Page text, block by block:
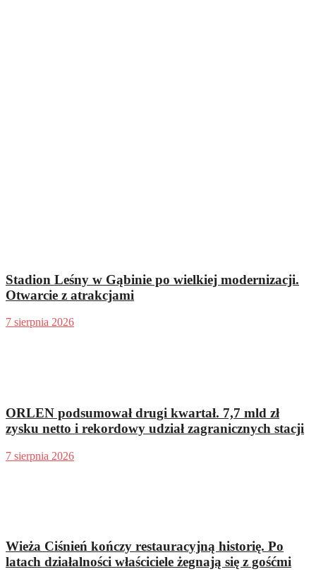
Stadion Leśny w Gąbinie po wielkiej modernizacji.
Otwarcie z atrakcjami
7 sierpnia 2026
ORLEN podsumował drugi kwartał. 7,7 mld zł
zysku netto i rekordowy udział zagranicznych stacji
7 sierpnia 2026
Wieża Ciśnień kończy restauracyjną historię. Po
latach działalności właściciele żegnają się z gośćmi